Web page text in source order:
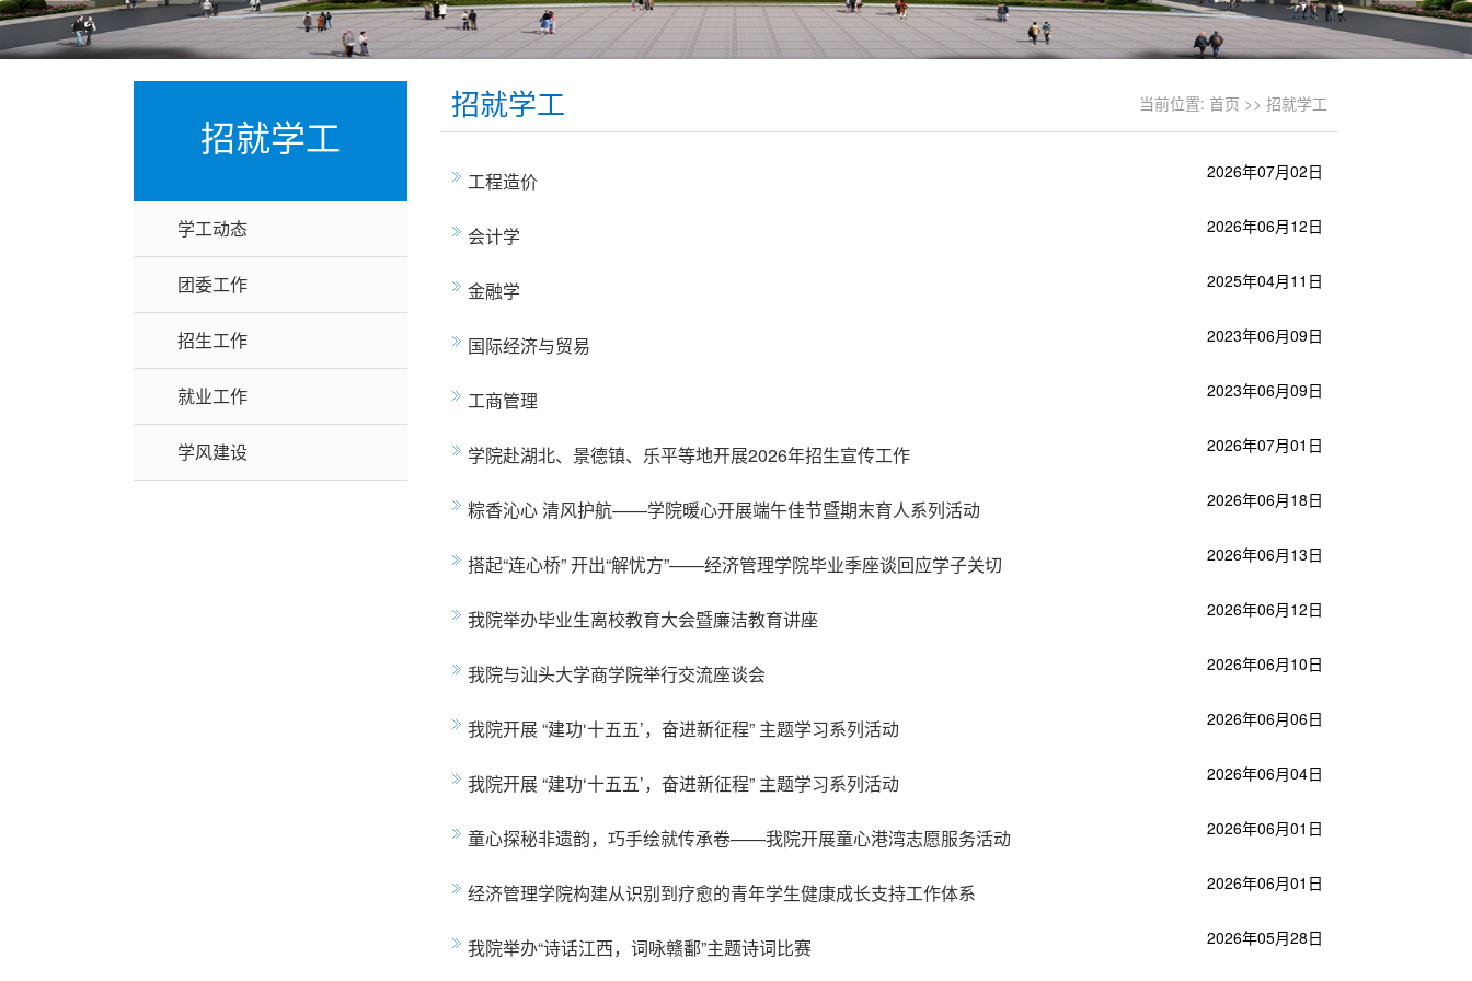
招就学工
学工动态
团委工作
招生工作
就业工作
学风建设
招就学工 当前位置: 首页 >> 招就学工
工程造价 2026年07月02日
会计学 2026年06月12日
金融学 2025年04月11日
国际经济与贸易 2023年06月09日
工商管理 2023年06月09日
学院赴湖北、景德镇、乐平等地开展2026年招生宣传工作 2026年07月01日
粽香沁心 清风护航——学院暖心开展端午佳节暨期末育人系列活动 2026年06月18日
搭起“连心桥” 开出“解忧方”——经济管理学院毕业季座谈回应学子关切 2026年06月13日
我院举办毕业生离校教育大会暨廉洁教育讲座 2026年06月12日
我院与汕头大学商学院举行交流座谈会 2026年06月10日
我院开展 “建功‘十五五’，奋进新征程” 主题学习系列活动 2026年06月06日
我院开展 “建功‘十五五’，奋进新征程” 主题学习系列活动 2026年06月04日
童心探秘非遗韵，巧手绘就传承卷——我院开展童心港湾志愿服务活动 2026年06月01日
经济管理学院构建从识别到疗愈的青年学生健康成长支持工作体系 2026年06月01日
我院举办“诗话江西，词咏赣鄱”主题诗词比赛 2026年05月28日